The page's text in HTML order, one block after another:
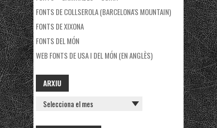
FONTS DE COLLSEROLA (BARCELONA'S MOUNTAIN)
FONTS DE XIXONA
FONTS DEL MÓN
WEB FONTS DE USA I DEL MÓN (EN ANGLÈS)
ARXIU
ARXIU